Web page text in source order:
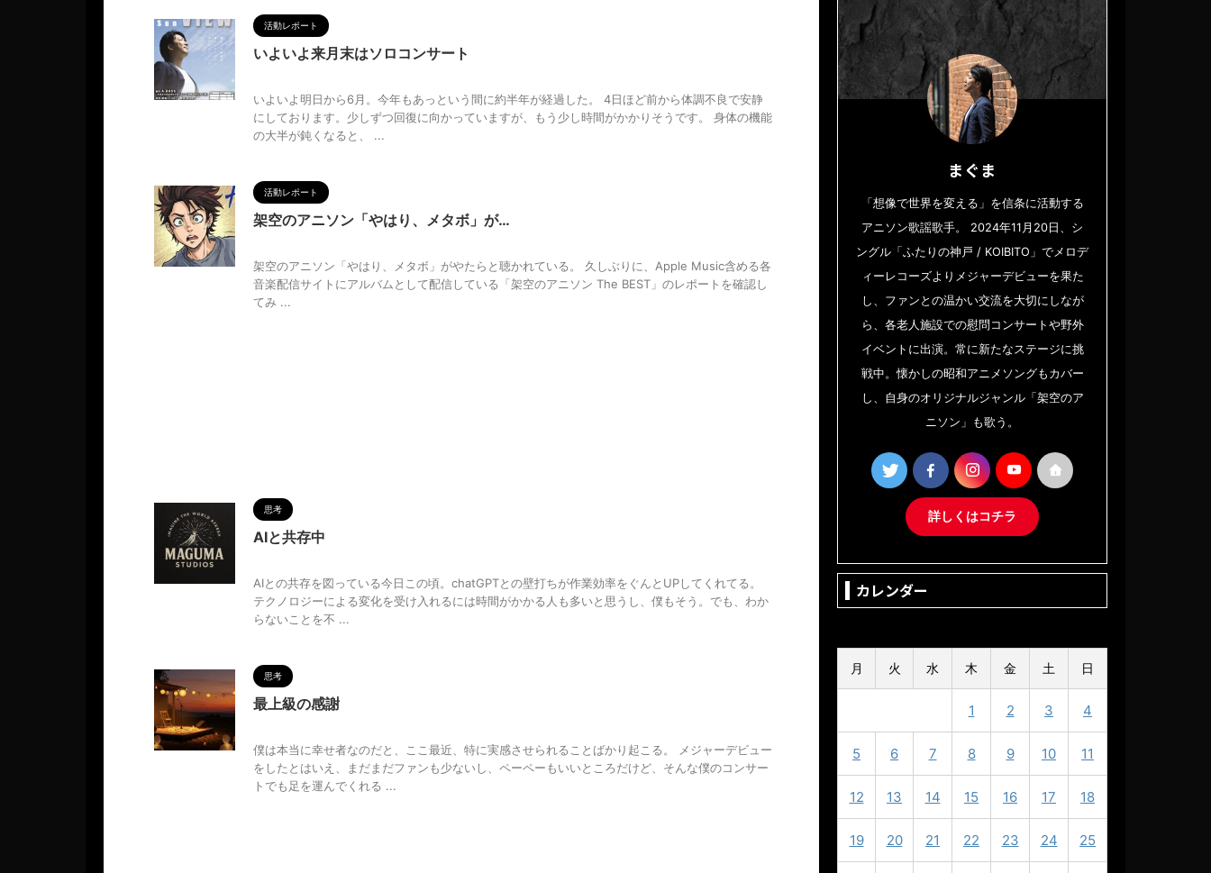
活動レポート
いよいよ来月末はソロコンサート
いよいよ明日から6月。今年もあっという間に約半年が経過した。 4日ほど前から体調不良で安静
にしております。少しずつ回復に向かっていますが、もう少し時間がかかりそうです。 身体の機能
の大半が鈍くなると、 ...
活動レポート
架空のアニソン「やはり、メタボ」が…
架空のアニソン「やはり、メタボ」がやたらと聴かれている。 久しぶりに、Apple Music含める各
音楽配信サイトにアルバムとして配信している「架空のアニソン The BEST」のレポートを確認し
てみ ...
思考
AIと共存中
AIとの共存を図っている今日この頃。chatGPTとの壁打ちが作業効率をぐんとUPしてくれてる。
テクノロジーによる変化を受け入れるには時間がかかる人も多いと思うし、僕もそう。でも、わか
らないことを不 ...
思考
最上級の感謝
僕は本当に幸せ者なのだと、ここ最近、特に実感させられることばかり起こる。 メジャーデビュー
をしたとはいえ、まだまだファンも少ないし、ペーペーもいいところだけど、そんな僕のコンサー
トでも足を運んでくれる ...
まぐま
「想像で世界を変える」を信条に活動する
アニソン歌謡歌手。 2024年11月20日、シ
ングル「ふたりの神戸 / KOIBITO」でメロデ
ィーレコーズよりメジャーデビューを果た
し、ファンとの温かい交流を大切にしなが
ら、各老人施設での慰問コンサートや野外
イベントに出演。常に新たなステージに挑
戦中。懐かしの昭和アニメソングもカバー
し、自身のオリジナルジャンル「架空のア
ニソン」も歌う。
詳しくはコチラ
カレンダー
月 火 水 木 金 土 日
1 2 3 4
5 6 7 8 9 10 11
12 13 14 15 16 17 18
19 20 21 22 23 24 25